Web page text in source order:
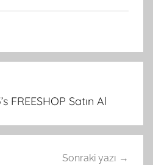
FREESHOP Satın Al
Sonraki yazı